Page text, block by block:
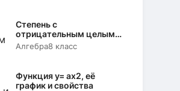
Степень с
отрицательным целым
показателем
Алгебра8 класс
Функция y= аx2, её
график и свойства